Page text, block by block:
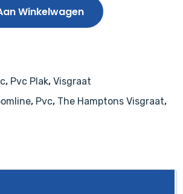
Winkelwagen
, Pvc Plak, Visgraat
, Pvc, The Hamptons Visgraat,